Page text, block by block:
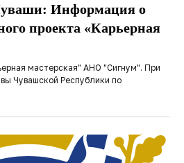
Информация о
проекта «Карьерная
мастерская" АНО "Сигнум". При
Чувашской Республики по